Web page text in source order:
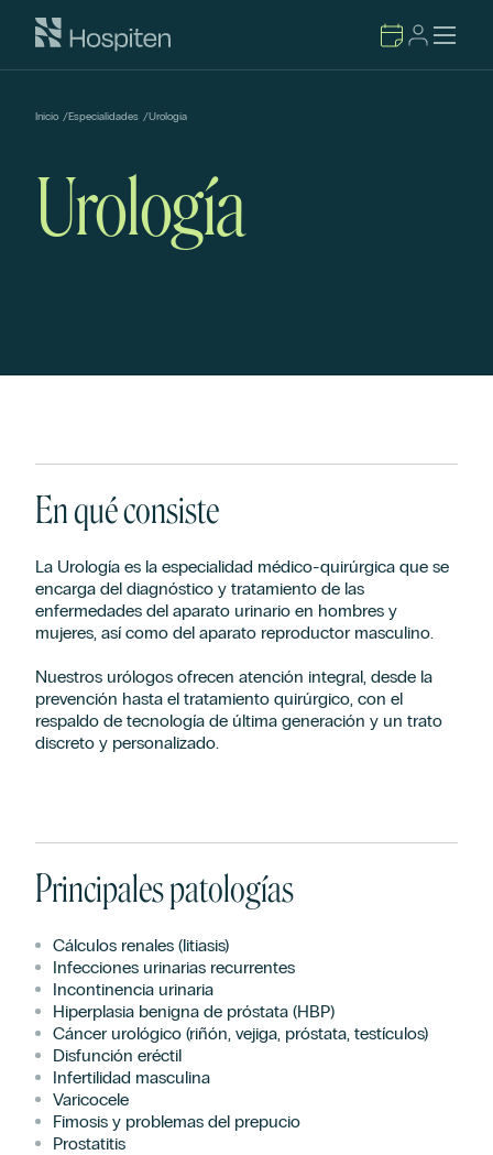
Inicio /Especialidades /Urología
Urología
En qué consiste
La Urología es la especialidad médico-quirúrgica que se
encarga del diagnóstico y tratamiento de las
enfermedades del aparato urinario en hombres y
mujeres, así como del aparato reproductor masculino.
Nuestros urólogos ofrecen atención integral, desde la
prevención hasta el tratamiento quirúrgico, con el
respaldo de tecnología de última generación y un trato
discreto y personalizado.
Principales patologías
Cálculos renales (litiasis)
Infecciones urinarias recurrentes
Incontinencia urinaria
Hiperplasia benigna de próstata (HBP)
Cáncer urológico (riñón, vejiga, próstata, testículos)
Disfunción eréctil
Infertilidad masculina
Varicocele
Fimosis y problemas del prepucio
Prostatitis